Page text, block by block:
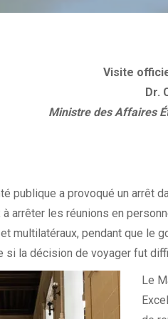
Visite
Dr.
Ministre des Affaires
publique a provoqué un arrêt
arrêter les réunions en
multilatéraux, pendant que le
si la décision de voyager fut
Le